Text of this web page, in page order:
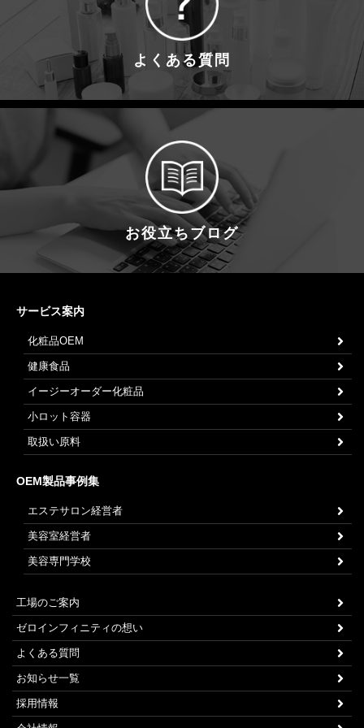
よくある質問
お役立ちブログ
サービス案内
化粧品OEM
健康食品
イージーオーダー化粧品
小ロット容器
取扱い原料
OEM製品事例集
エステサロン経営者
美容室経営者
美容専門学校
工場のご案内
ゼロインフィニティの想い
よくある質問
お知らせ一覧
採用情報